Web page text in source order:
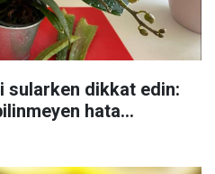
sularken dikkat edin:
hata...